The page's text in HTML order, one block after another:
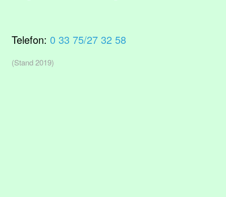
Telefon: 0 33 75/27 32 58
(Stand 2019)